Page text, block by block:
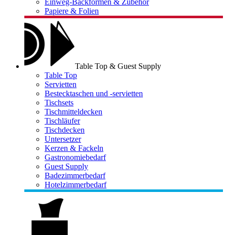
Einweg-Backformen & Zubehör
Papiere & Folien
Table Top & Guest Supply
Table Top
Servietten
Bestecktaschen und -servietten
Tischsets
Tischmitteldecken
Tischläufer
Tischdecken
Untersetzer
Kerzen & Fackeln
Gastronomiebedarf
Guest Supply
Badezimmerbedarf
Hotelzimmerbedarf